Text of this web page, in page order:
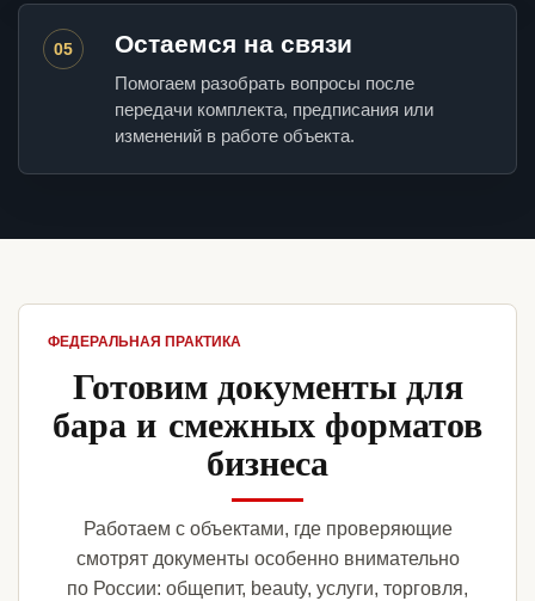
05 Остаемся на связи
Помогаем разобрать вопросы после
передачи комплекта, предписания или
изменений в работе объекта.
ФЕДЕРАЛЬНАЯ ПРАКТИКА
Готовим документы для
бара и смежных форматов
бизнеса
Работаем с объектами, где проверяющие
смотрят документы особенно внимательно
по России: общепит, beauty, услуги, торговля,